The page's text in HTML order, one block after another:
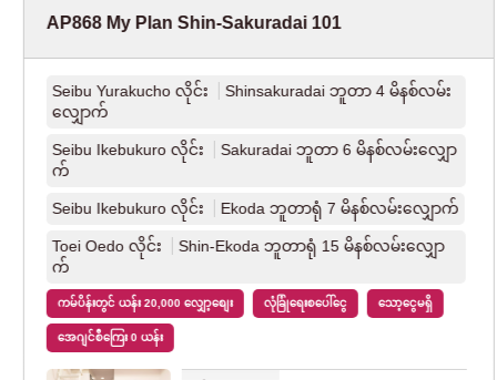
AP868 My Plan Shin-Sakuradai 101
Seibu Yurakucho လိုင်း
Shinsakuradai ဘူတာ 4 မိနစ်လမ်း
လျှောက်
Seibu Ikebukuro လိုင်း
Sakuradai ဘူတာ 6 မိနစ်လမ်းလျှော
က်
Seibu Ikebukuro လိုင်း Ekoda ဘူတာရုံ 7 မိနစ်လမ်းလျှောက်
Toei Oedo လိုင်း
Shin-Ekoda ဘူတာရုံ 15 မိနစ်လမ်းလျှော
က်
ကမ်ပိန်းတွင် ယန်း 20,000 လျှော့စျေး လုံခြုံရေးစပေါ်ငွေ သော့ငွေမရှိ
အေဂျင်စီကြေး 0 ယန်း